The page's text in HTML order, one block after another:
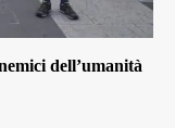
dell’umanità